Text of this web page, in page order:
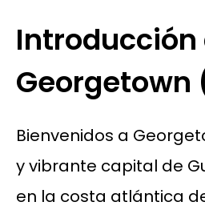
Introducción
Georgetown
Bienvenidos a
y vibrante capital de
en la costa atlántica